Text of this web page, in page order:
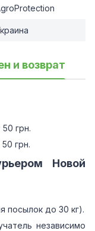
и возврат
грн.
грн.
Новой
посылок до 30 кг).
независимо